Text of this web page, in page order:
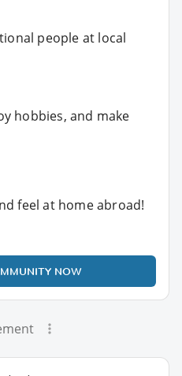
people at local
hobbies, and make
feel at home abroad!
NOW